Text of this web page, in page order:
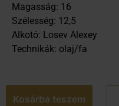
Magasság: 16
Szélesség: 12,5
Alkotó: Losev Alexey
Technikák: olaj/fa
Kosárba teszem